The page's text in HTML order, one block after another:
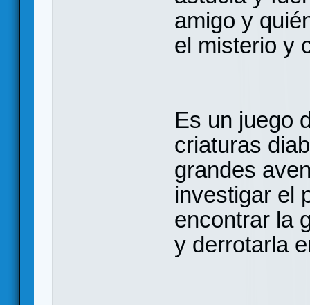
amigo y
el misterio y
Es un juego
criaturas
grandes
investigar el
encontrar la
y derrotarla